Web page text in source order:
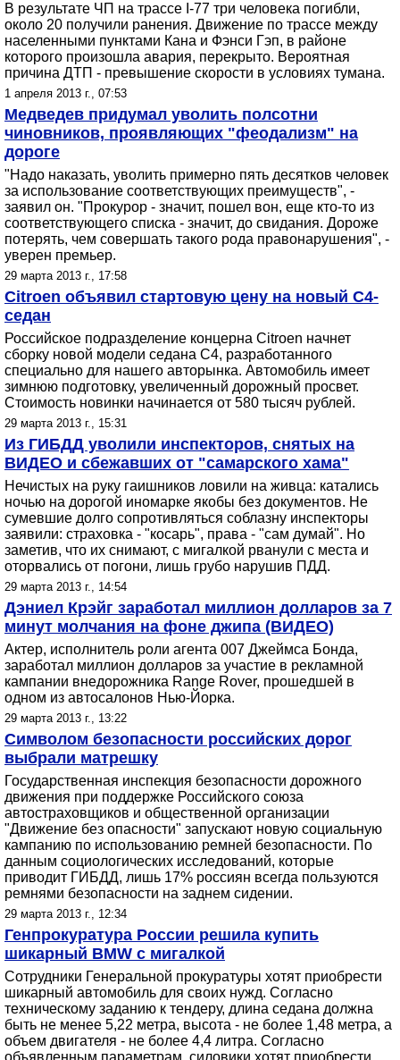
В результате ЧП на трассе I-77 три человека погибли,
около 20 получили ранения. Движение по трассе между
населенными пунктами Кана и Фэнси Гэп, в районе
которого произошла авария, перекрыто. Вероятная
причина ДТП - превышение скорости в условиях тумана.
1 апреля 2013 г., 07:53
Медведев придумал уволить полсотни
чиновников, проявляющих "феодализм" на
дороге
"Надо наказать, уволить примерно пять десятков человек
за использование соответствующих преимуществ", -
заявил он. "Прокурор - значит, пошел вон, еще кто-то из
соответствующего списка - значит, до свидания. Дороже
потерять, чем совершать такого рода правонарушения", -
уверен премьер.
29 марта 2013 г., 17:58
Citroen объявил стартовую цену на новый С4-
седан
Российское подразделение концерна Citroen начнет
сборку новой модели седана C4, разработанного
специально для нашего авторынка. Автомобиль имеет
зимнюю подготовку, увеличенный дорожный просвет.
Стоимость новинки начинается от 580 тысяч рублей.
29 марта 2013 г., 15:31
Из ГИБДД уволили инспекторов, снятых на
ВИДЕО и сбежавших от "самарского хама"
Нечистых на руку гаишников ловили на живца: катались
ночью на дорогой иномарке якобы без документов. Не
сумевшие долго сопротивляться соблазну инспекторы
заявили: страховка - "косарь", права - "сам думай". Но
заметив, что их снимают, с мигалкой рванули с места и
оторвались от погони, лишь грубо нарушив ПДД.
29 марта 2013 г., 14:54
Дэниел Крэйг заработал миллион долларов за 7
минут молчания на фоне джипа (ВИДЕО)
Актер, исполнитель роли агента 007 Джеймса Бонда,
заработал миллион долларов за участие в рекламной
кампании внедорожника Range Rover, прошедшей в
одном из автосалонов Нью-Йорка.
29 марта 2013 г., 13:22
Символом безопасности российских дорог
выбрали матрешку
Государственная инспекция безопасности дорожного
движения при поддержке Российского союза
автостраховщиков и общественной организации
"Движение без опасности" запускают новую социальную
кампанию по использованию ремней безопасности. По
данным социологических исследований, которые
приводит ГИБДД, лишь 17% россиян всегда пользуются
ремнями безопасности на заднем сидении.
29 марта 2013 г., 12:34
Генпрокуратура России решила купить
шикарный BMW с мигалкой
Сотрудники Генеральной прокуратуры хотят приобрести
шикарный автомобиль для своих нужд. Согласно
техническому заданию к тендеру, длина седана должна
быть не менее 5,22 метра, высота - не более 1,48 метра, а
объем двигателя - не более 4,4 литра. Согласно
объявленным параметрам, силовики хотят приобрести